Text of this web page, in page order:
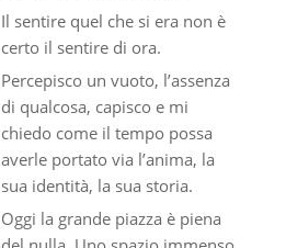
Il sentire quel che si era non è
certo il sentire di ora.
Percepisco un vuoto, l’assenza
di qualcosa, capisco e mi
chiedo come il tempo possa
averle portato via l’anima, la
sua identità, la sua storia.
Oggi la grande piazza è piena